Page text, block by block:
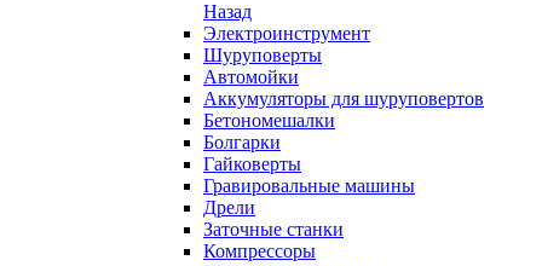
Назад
Электроинструмент
Шуруповерты
Автомойки
Аккумуляторы для шуруповертов
Бетономешалки
Болгарки
Гайковерты
Гравировальные машины
Дрели
Заточные станки
Компрессоры